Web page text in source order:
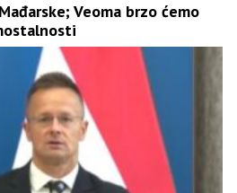
Veoma brzo ćemo